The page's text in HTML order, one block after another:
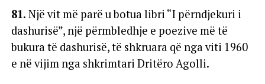
81. Një vit më parë u botua libri “I përndjekuri i
dashurisë”, një përmbledhje e poezive më të
bukura të dashurisë, të shkruara që nga viti 1960
e në vijim nga shkrimtari Dritëro Agolli.